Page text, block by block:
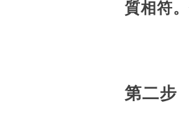
質相符
第二步